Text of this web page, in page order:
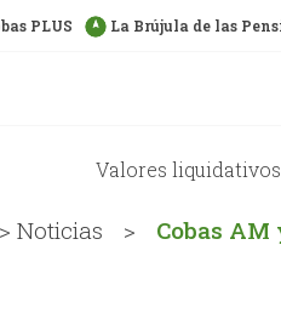
PLUS La Brújula de las
Valores liquidativos
> Noticias >
Cobas